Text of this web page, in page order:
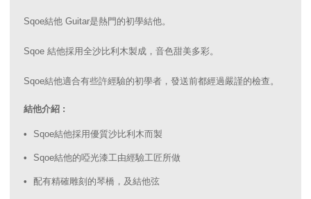
Sqoe結他 Guitar是熱門的初學結他。
Sqoe 結他採用全沙比利木製成，音色甜美多彩。
Sqoe結他適合有些許經驗的初學者，發送前都經過嚴謹的檢查。
結他介紹 :
Sqoe結他採用優質沙比利木而製
Sqoe結他的啞光漆工由經驗工匠所做
配有精確雕刻的琴橋，及結他弦